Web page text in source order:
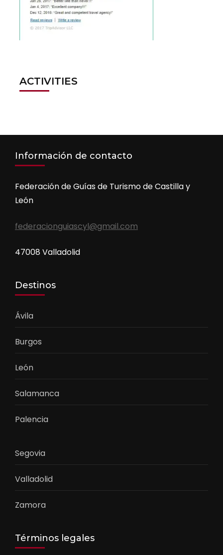
ACTIVITIES
Información de contacto
Federación de Guías de Turismo de Castilla y
León
federacionguiascyl@gmail.com
47008 Valladolid
Destinos
Ávila
Burgos
León
Salamanca
Palencia
Segovia
Valladolid
Zamora
Términos legales